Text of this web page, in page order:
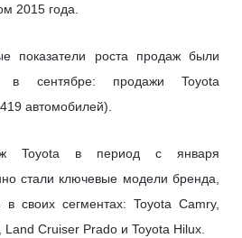
2015 года.
показатели роста продаж были
в сентябре: продажи Toyota
автомобилей).
Toyota в период с января
стали ключевые модели бренда,
своих сегментах: Toyota Camry,
Cruiser Prado и Toyota Hilux.